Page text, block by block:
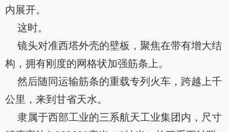
内展开。
这时。
镜头对准西塔外壳的壁板，聚焦在带有增大结
构，拥有刚度的网格状加强筋条上。
然后随同运输筋条的重载专列火车，跨越上千
公里，来到甘省天水。
隶属于西部工业的三系航天工业集团内，尺寸